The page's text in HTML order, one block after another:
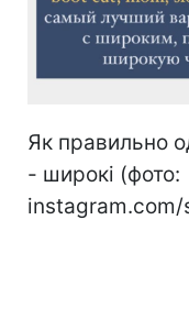
Як правильно
- широкі (фото:
instagram.com/